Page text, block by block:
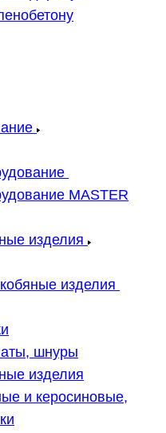
MASTER
изделия
изделия
шнуры
изделия
и керосиновые,